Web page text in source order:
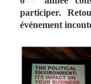
participer.
événement